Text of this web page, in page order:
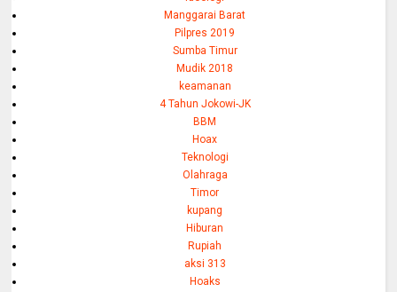
Manggarai Barat
Pilpres 2019
Sumba Timur
Mudik 2018
keamanan
4 Tahun Jokowi-JK
BBM
Hoax
Teknologi
Olahraga
Timor
kupang
Hiburan
Rupiah
aksi 313
Hoaks